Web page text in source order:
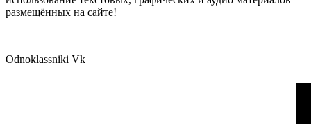
размещённых на сайте!
Odnoklassniki Vk